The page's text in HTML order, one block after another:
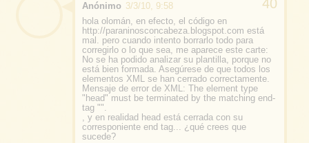
Anónimo 3/3/10, 9:58
hola olomán, en efecto, el código en
http://paraninosconcabeza.blogspot.com está
mal. pero cuando intento borrarlo todo para
corregirlo o lo que sea, me aparece este carte:
No se ha podido analizar su plantilla, porque no
está bien formada. Asegúrese de que todos los
elementos XML se han cerrado correctamente.
Mensaje de error de XML: The element type
"head" must be terminated by the matching end-
tag "".
, y en realidad head está cerrada con su
corresponiente end tag... ¿qué crees que
sucede?